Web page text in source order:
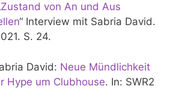
Zustand von An und Aus
“ Interview mit Sabria David.
S. 24.
David: Neue Mündlichkeit
Hype um Clubhouse. In: SWR2